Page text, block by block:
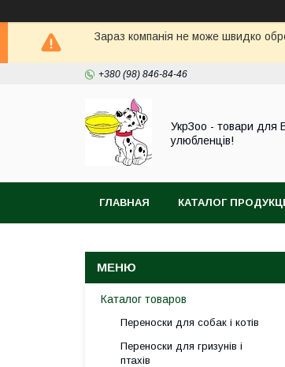
Зараз компанія не може швидко
+380 (98) 846-84-46
УкрЗоо - товари для
улюбленців!
ГЛАВНАЯ КАТАЛОГ
Каталог товаров
Переноски для собак і котів
Переноски для гризунів і
птахів